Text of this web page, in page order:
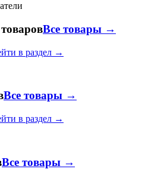
Все товары →
в раздел →
Все товары →
в раздел →
Все товары →